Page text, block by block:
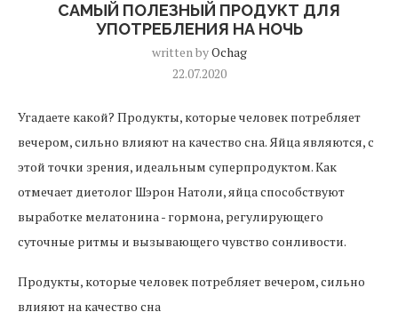
САМЫЙ ПОЛЕЗНЫЙ ПРОДУКТ ДЛЯ
УПОТРЕБЛЕНИЯ НА НОЧЬ
written byOchag
22.07.2020
Угадаете какой? Продукты, которые человек потребляет
вечером, сильно влияют на качество сна. Яйца являются, с
этой точки зрения, идеальным суперпродуктом. Как
отмечает диетолог Шэрон Натоли, яйца способствуют
выработке мелатонина - гормона, регулирующего
суточные ритмы и вызывающего чувство сонливости.
Продукты, которые человек потребляет вечером, сильно
влияют на качество сна